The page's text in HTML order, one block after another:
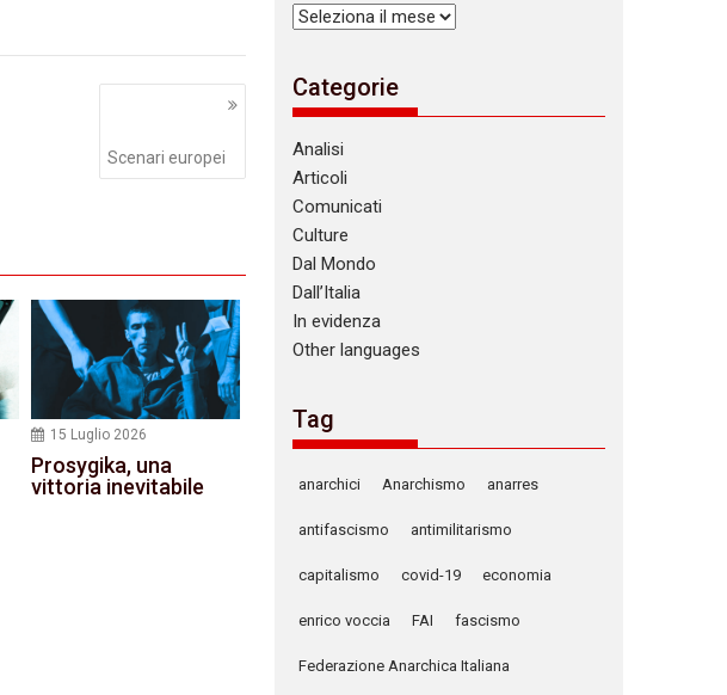
Scenari europei
15 Luglio 2026
Prosygika, una
vittoria inevitabile
Archivi
Categorie
Analisi
Articoli
Comunicati
Culture
Dal Mondo
Dall’Italia
In evidenza
Other languages
Tag
anarchici Anarchismo anarres
antifascismo antimilitarismo
capitalismo covid-19 economia
enrico voccia FAI fascismo
Federazione Anarchica Italiana